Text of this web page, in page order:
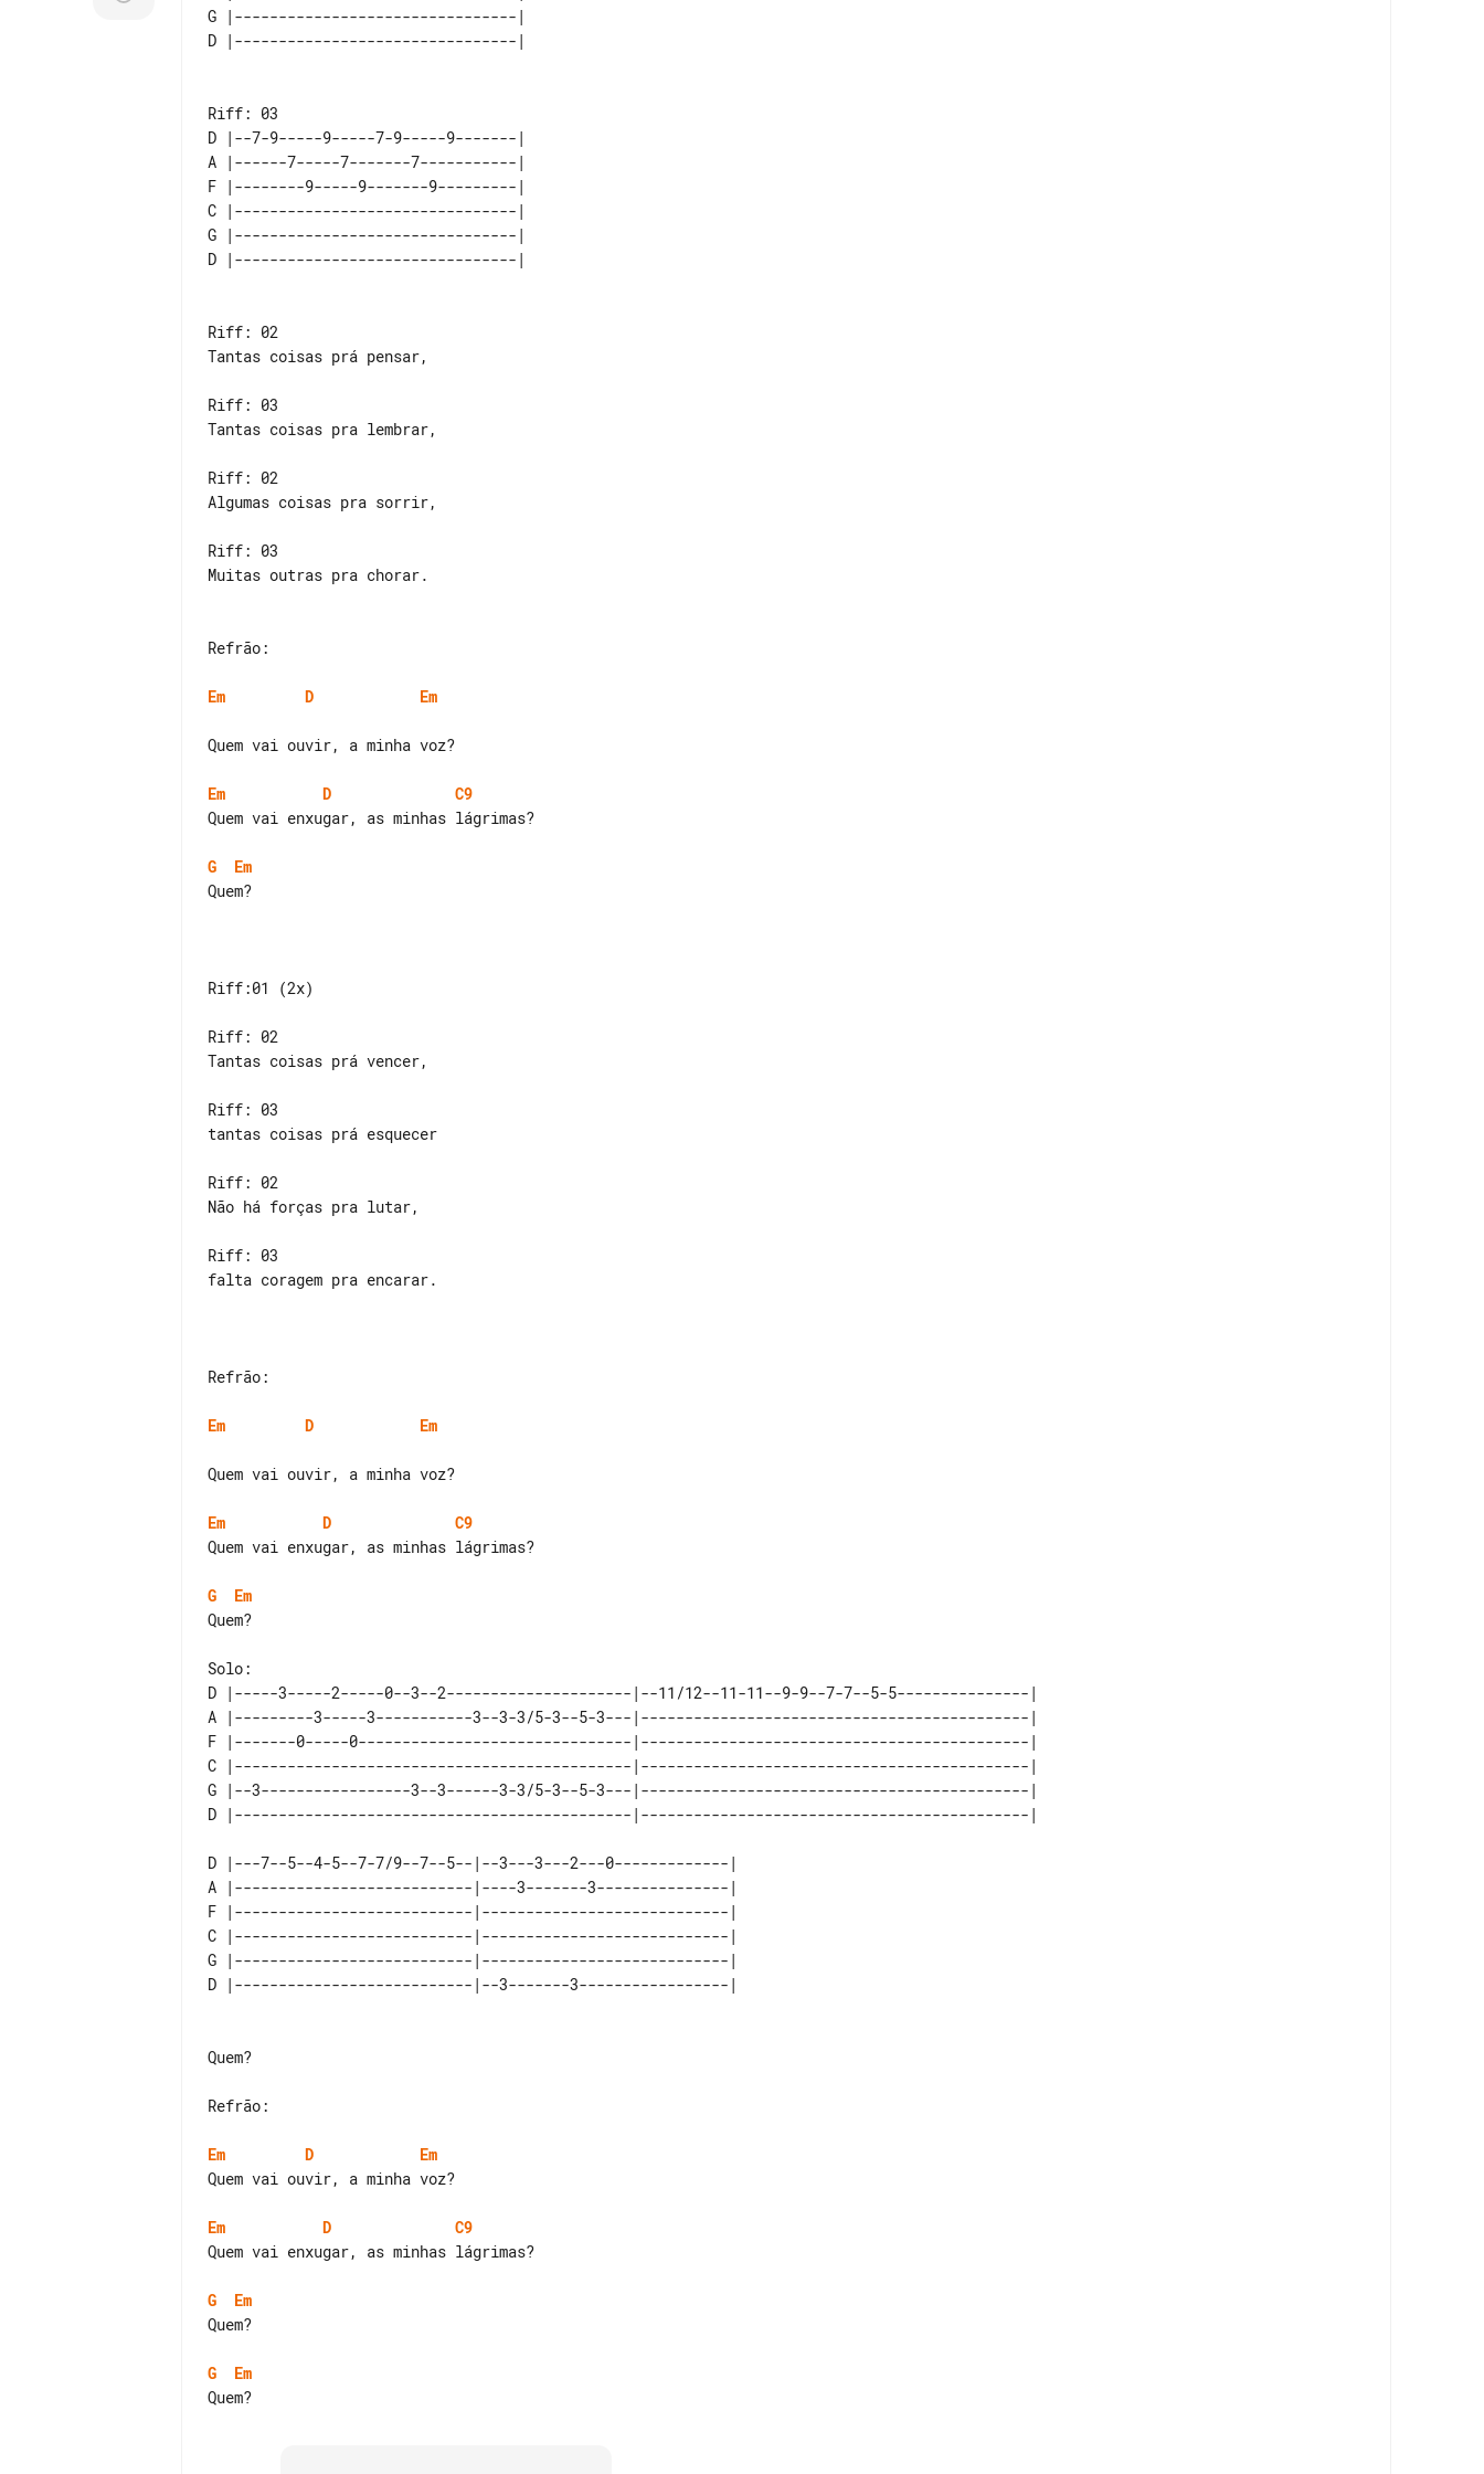
G |--------------------------------|
D |--7-9-----9-----7-9-----9-------|
A |------7-----7-------7-----------|
F |--------9-----9-------9---------|
C |--------------------------------|
G |--------------------------------|
Riff: 02
Tantas coisas prá pensar,
Riff: 03
Tantas coisas pra lembrar,
Riff: 02
Algumas coisas pra sorrir,
Riff: 03
Muitas outras pra chorar.
Refrão:
Em D Em
Quem vai ouvir, a minha voz?
Em D
C9
Quem vai enxugar, as minhas lágrimas?
G
Em
Quem?
Riff:01 (2x)
Riff: 02
Tantas coisas prá vencer,
Riff: 03
tantas coisas prá esquecer
Riff: 02
Não há forças pra lutar,
Riff: 03
falta coragem pra encarar.
Refrão:
Em D Em
Quem vai ouvir, a minha voz?
Em D
C9
Quem vai enxugar, as minhas lágrimas?
G
Em
Quem?
D |-----3-----2-----0--3--2---------------------|--11/12--11-11--9-9--7-7--5-5---------------|
A |---------3-----3-----------3--3-3/5-3--5-3---|--------------------------------------------|
F |-------0-----0-------------------------------|--------------------------------------------|
C |---------------------------------------------|--------------------------------------------|
G |--3-----------------3--3------3-3/5-3--5-3---|--------------------------------------------|
D |---7--5--4-5--7-7/9--7--5--|--3---3---2---0-------------|
A |---------------------------|----3-------3---------------|
F |---------------------------|----------------------------|
C |---------------------------|----------------------------|
G |---------------------------|----------------------------|
Quem?
Refrão:
Em D
Em
Quem vai ouvir, a minha voz?
Em D
C9
Quem vai enxugar, as minhas lágrimas?
G
Em
Quem?
G
Em